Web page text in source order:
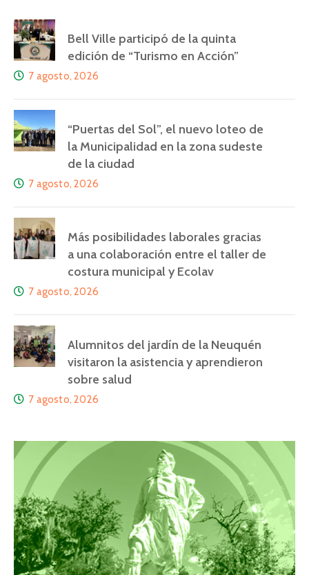
Bell Ville participó de la quinta
edición de “Turismo en Acción”
7 agosto, 2026
“Puertas del Sol”, el nuevo loteo de
la Municipalidad en la zona sudeste
de la ciudad
7 agosto, 2026
Más posibilidades laborales gracias
a una colaboración entre el taller de
costura municipal y Ecolav
7 agosto, 2026
Alumnitos del jardín de la Neuquén
visitaron la asistencia y aprendieron
sobre salud
7 agosto, 2026